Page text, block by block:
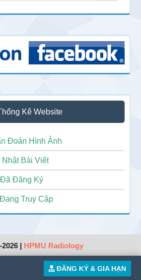
Kê Website
Đoán Hình Ảnh
Bài Viết
Đăng Ký
Truy Cập
| HPMU Radiology
ĐĂNG KÝ & GIA HẠN